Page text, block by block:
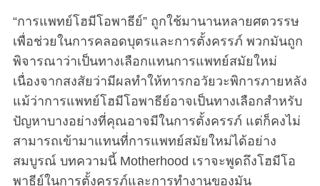
“การแพทย์โฮมีโอพาธีย์” ถูกใช้มานานหลายศตวรรษ
เพื่อช่วยในการคลอดบุตรและการตั้งครรภ์ พวกมันถูก
พิจารณาว่าเป็นทางเลือกแทนการแพทย์สมัยใหม่
เนื่องจากสงสัยว่ามีผลทำให้ทารกอวัยวะพิการภายหลัง
แม้ว่าการแพทย์โฮมีโอพาธีย์อาจเป็นทางเลือกสำหรับ
ปัญหาบางอย่างที่คุณอาจมีในการตั้งครรภ์ แต่ก็คงไม่
สามารถเข้ามาแทนที่การแพทย์สมัยใหม่ได้อย่าง
สมบูรณ์ บทความนี้ Motherhood เราจะพูดถึงโฮมีโอ
พาธีย์ในการตั้งครรภ์และการทำงานของมัน